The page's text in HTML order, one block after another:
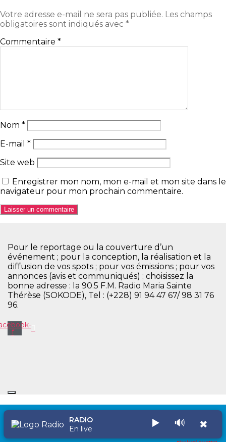
Votre adresse e-mail ne sera pas publiée. Les champs
obligatoires sont indiqués avec *
Commentaire *
Nom *
E-mail *
Site web
Enregistrer mon nom, mon e-mail et mon site dans le
navigateur pour mon prochain commentaire.
Pour le reportage ou la couverture d’un
événement ; pour la conception, la réalisation et la
diffusion de vos spots ; pour vos émissions ; pour vos
annonces (avis et communiqués) ; choisissez la
bonne adresse : la 90.5 F.M. Radio Maria Sainte
Thérèse (SOKODE), Tel : (+228) 91 94 47 67/ 98 31 76
96.
f
Copyright © 2026 Radio Maria Sainte Thérèse
RADIO
En live
▶️ 🔊 ✖